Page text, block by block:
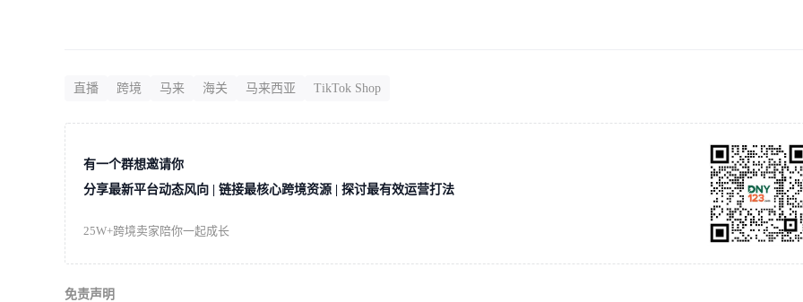
直播 跨境 马来 海关 马来西亚 TikTok Shop
有一个群想邀请你
分享最新平台动态风向 | 链接最核心跨境资源 | 探讨最有效运营打法
25W+跨境卖家陪你一起成长
免责声明